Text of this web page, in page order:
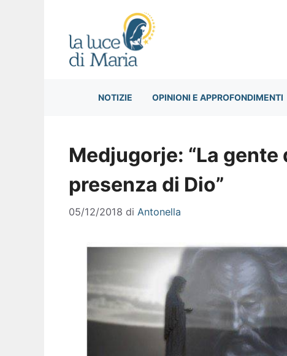
NOTIZIE OPINIONI E APPROFONDIMENTI
Medjugorje: “La gente
presenza di Dio”
05/12/2018 di Antonella